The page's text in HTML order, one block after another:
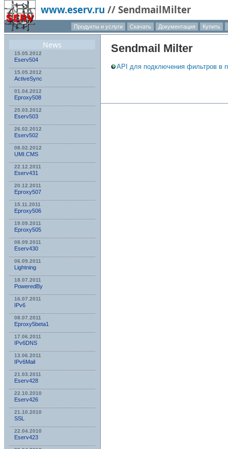
www.eserv.ru // SendmailMilter
Продукты и услуги Скачать Документация Купить
News
15.05.2012
Eserv504
15.05.2012
ActiveSync
01.04.2012
Eproxy508
25.03.2012
Eserv503
26.02.2012
Eserv502
08.02.2012
UMI.CMS
22.12.2011
Eserv431
20.12.2011
Eproxy507
15.11.2011
Eproxy506
19.09.2011
Eproxy505
08.09.2011
Eserv430
06.09.2011
Lightning
18.07.2011
PoweredBy
16.07.2011
IPv6
08.07.2011
Eproxy5beta1
17.06.2011
IPv6DNS
13.06.2011
IPv6Mail
21.03.2011
Eserv428
22.10.2010
Eserv426
21.10.2010
SSL
22.04.2010
Eserv423
Sendmail Milter
API для подключения фильтров в